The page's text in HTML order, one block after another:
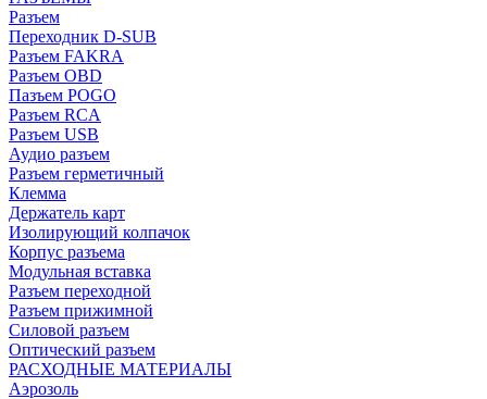
Разъем
Переходник D-SUB
Разъем FAKRA
Разъем OBD
Пазъем POGO
Разъем RCA
Разъем USB
Аудио разъем
Разъем герметичный
Клемма
Держатель карт
Изолирующий колпачок
Корпус разъема
Модульная вставка
Разъем переходной
Разъем прижимной
Силовой разъем
Оптический разъем
РАСХОДНЫЕ МАТЕРИАЛЫ
Аэрозоль